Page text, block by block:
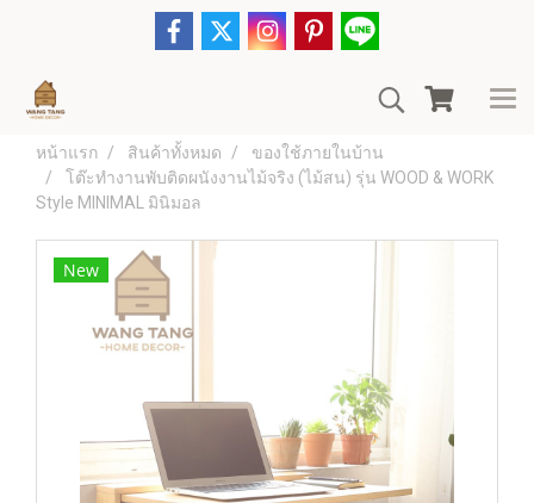
หน้าแรก สินค้าทั้งหมด
ของใช้ภายในบ้าน
โต๊ะทำงานพับติดผนังงานไม้จริง (ไม้สน) รุ่น WOOD & WORK
Style MINIMAL มินิมอล
New